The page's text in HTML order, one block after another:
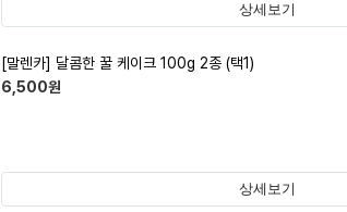
상세보기
[말렌카] 달콤한 꿀 케이크 100g 2종 (택1)
6,500원
상세보기